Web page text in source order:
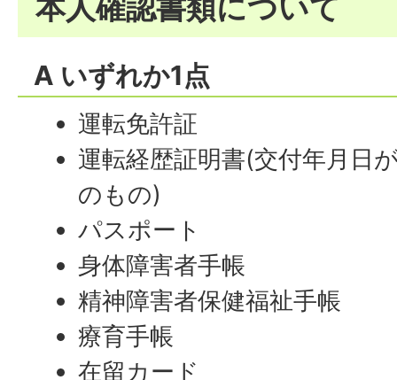
本人確認書類について
A いずれか1点
運転免許証
運転経歴証明書(交付年月日
のもの)
パスポート
身体障害者手帳
精神障害者保健福祉手帳
療育手帳
在留カード